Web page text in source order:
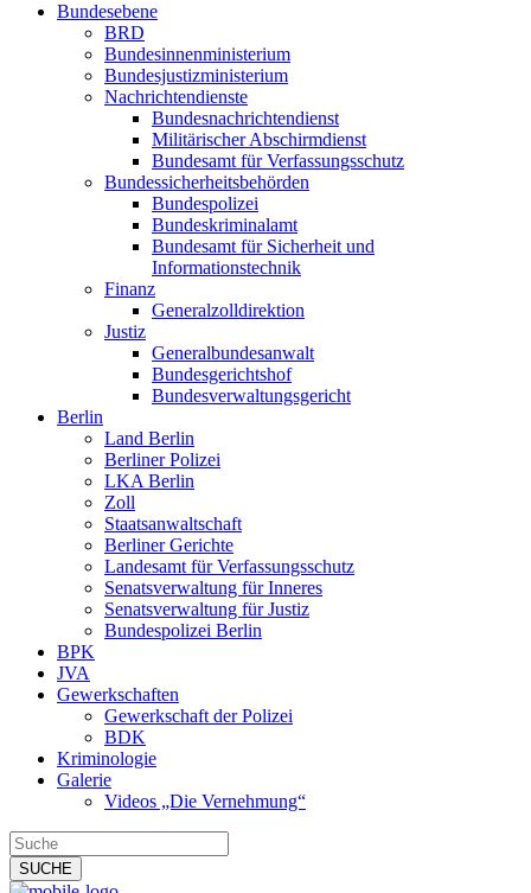
Bundesebene
BRD
Bundesinnenministerium
Bundesjustizministerium
Nachrichtendienste
Bundesnachrichtendienst
Militärischer Abschirmdienst
Bundesamt für Verfassungsschutz
Bundessicherheitsbehörden
Bundespolizei
Bundeskriminalamt
Bundesamt für Sicherheit und
Informationstechnik
Finanz
Generalzolldirektion
Justiz
Generalbundesanwalt
Bundesgerichtshof
Bundesverwaltungsgericht
Berlin
Land Berlin
Berliner Polizei
LKA Berlin
Zoll
Staatsanwaltschaft
Berliner Gerichte
Landesamt für Verfassungsschutz
Senatsverwaltung für Inneres
Senatsverwaltung für Justiz
Bundespolizei Berlin
BPK
JVA
Gewerkschaften
Gewerkschaft der Polizei
BDK
Kriminologie
Galerie
Videos „Die Vernehmung“